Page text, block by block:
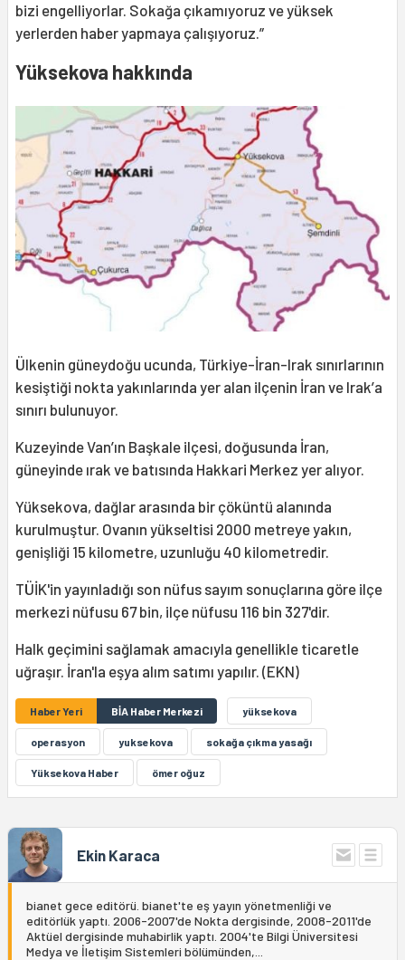
bizi engelliyorlar. Sokağa çıkamıyoruz ve yüksek
yerlerden haber yapmaya çalışıyoruz.”
Yüksekova hakkında
Ülkenin güneydoğu ucunda, Türkiye-İran-Irak sınırlarının
kesiştiği nokta yakınlarında yer alan ilçenin İran ve Irak’a
sınırı bulunuyor.
Kuzeyinde Van’ın Başkale ilçesi, doğusunda İran,
güneyinde ırak ve batısında Hakkari Merkez yer alıyor.
Yüksekova, dağlar arasında bir çöküntü alanında
kurulmuştur. Ovanın yükseltisi 2000 metreye yakın,
genişliği 15 kilometre, uzunluğu 40 kilometredir.
TÜİK'in yayınladığı son nüfus sayım sonuçlarına göre ilçe
merkezi nüfusu 67 bin, ilçe nüfusu 116 bin 327'dir.
Halk geçimini sağlamak amacıyla genellikle ticaretle
uğraşır. İran'la eşya alım satımı yapılır. (EKN)
Haber Yeri BİA Haber Merkezi yüksekova
operasyon yuksekova sokağa çıkma yasağı
Yüksekova Haber ömer oğuz
Ekin Karaca
bianet gece editörü. bianet'te eş yayın yönetmenliği ve
editörlük yaptı. 2006-2007'de Nokta dergisinde, 2008-2011'de
Aktüel dergisinde muhabirlik yaptı. 2004'te Bilgi Üniversitesi
Medya ve İletişim Sistemleri bölümünden,...